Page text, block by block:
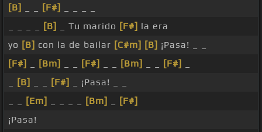
[B]
[F#]
[B] _ Tu marido [F#] la era
yo [B] con la de bailar [C#m] [B] ¡Pasa! _ _
[F#]
[Bm] [F#] [Bm] [F#]
[B] [F#]
_ ¡Pasa! _ _
[Em] [Bm]
[F#]
¡Pasa!